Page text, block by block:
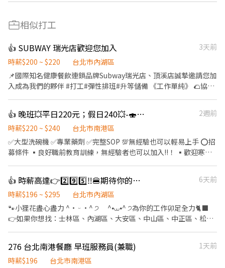
相似打工
👍 SUBWAY 瑞光店歡迎您加入
3天前
時薪$200 ~ $220
台北市內湖區
📌國際知名健康餐飲連鎖品牌Subway瑞光店、頂溪店誠摯邀請您加
入成為我們的夥伴 #打工#彈性排班#升等儲備 《工作單純》 🌮協助
儲備幹部 🚙上班地點，可多方選擇 我們有不同分店可滿足你的工作
需求！ 🕗多種不同時段，方便安排 ☝️歡迎二度就業或兼職斜槓 趕快
與我們聯繫，期待你加入！
👍 晚班💥平日220元；假日240💥-🍣SUSHIRO台北永春店🍣#待遇佳
2週前
時薪$220 ~ $240
台北市南港區
✅️大型洗碗機 ✅️專業藥劑 ✅️完整SOP 💯無經驗也可以輕易上手 ⭕招
募條件 ▪良好職前教育訓練，無經驗者也可以加入!!！ ▪歡迎寒暑
餐具清洗、餐具收納、環境整理整頓、環境清潔 ⭕獎金福利 ▪生日
禮券 ▪不定期活動競賽獎金 ▪一年4次考核及調薪！！ ▪加班費5
分鐘為單位精準計算 ⭕企業魅力 ▪「以人為本」注重團隊合作及交
流，採納同仁的意見，提升參與感 ▪除學習到日本商業禮儀、衛生
有升遷加薪的機會 ▪享有完善的福利制度，加班費為5分鐘為單位
計算，重視員工的辛勤付出 ▪計畫拓展全台灣，讓更多人有機會品
👍 時薪高達👉2️⃣9️⃣5️⃣‼️🍔期待你的「麥」力演出🍟餐飲服務員
6天前
時薪$196 ~ $295
台北市內湖區
🐾小狸花盡心盡力 ^• ᵕ •^ ੭ ^⦁⩊⦁^ ੭為你的工作卯足全力🐈‍⬛
👉如果你想找：士林區、內湖區、大安區、中山區、中正區、松山
客服務 🍌 炸物製餐 🍑 廚具、環境清潔維護 🫐 主管交辦事宜 🍉 內外
場都會接觸唷 .˚⊹ ⁺‧ 【工作時間】 ‧⁺ ⊹˚. ☀️ 早班：07:00 - 14:00
276 台北南港餐廳 早班服務員(兼職)
1天前
時薪$196
台北市南港區